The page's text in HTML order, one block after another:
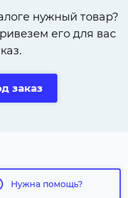
нужный товар?
его для вас
заказ
Нужна помощь?